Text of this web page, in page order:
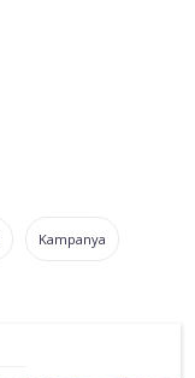
Kampanya